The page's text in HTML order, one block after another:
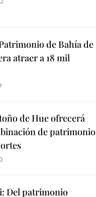
de Bahía de
atraer a 18 mil
de Hue ofrecerá
de
Del patrimonio